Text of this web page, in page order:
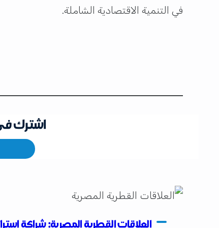
في التنمية الاقتصادية الشاملة.
اشترك
العلاقات القطرية المصرية: شراكة